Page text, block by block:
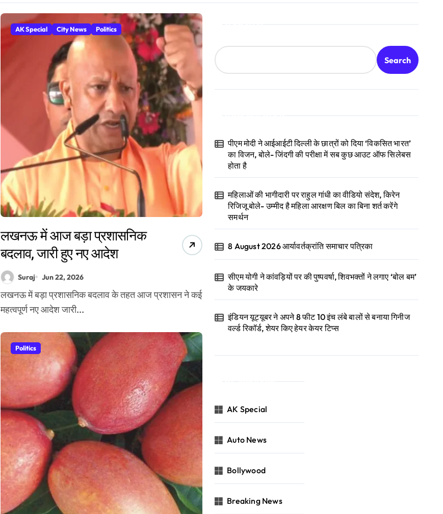
AK Special City News Politics
लखनऊ में आज बड़ा प्रशासनिक
बदलाव, जारी हुए नए आदेश
Suraj Jun 22, 2026
लखनऊ में बड़ा प्रशासनिक बदलाव के तहत आज प्रशासन ने कई
महत्वपूर्ण नए आदेश जारी...
Politics
Search
पीएम मोदी ने आईआईटी दिल्ली के छात्रों को दिया ‘विकसित भारत’
का विजन, बोले- जिंदगी की परीक्षा में सब कुछ आउट ऑफ सिलेबस
होता है
महिलाओं की भागीदारी पर राहुल गांधी का वीडियो संदेश, किरेन
रिजिजू बोले- उम्मीद है महिला आरक्षण बिल का बिना शर्त करेंगे
समर्थन
8 August 2026 आर्यावर्तक्रांति समाचार पत्रिका
सीएम योगी ने कांवड़ियों पर की पुष्पवर्षा, शिवभक्तों ने लगाए ‘बोल बम’
के जयकारे
इंडियन यूट्यूबर ने अपने 8 फीट 10 इंच लंबे बालों से बनाया गिनीज
वर्ल्ड रिकॉर्ड, शेयर किए हेयर केयर टिप्स
AK Special
Auto News
Bollywood
Breaking News